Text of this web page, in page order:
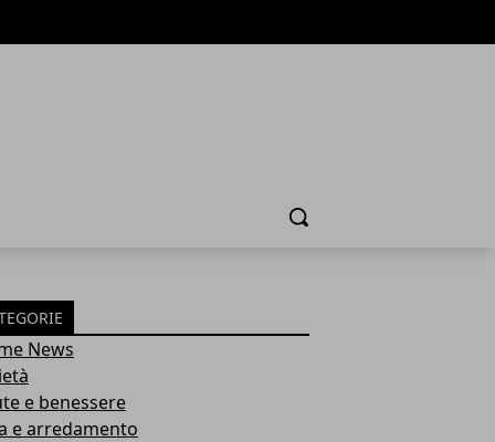
Cerca
News
e benessere
e arredamento